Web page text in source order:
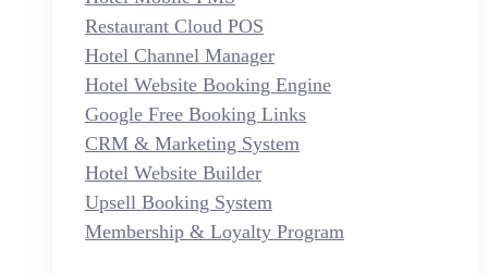
Restaurant Cloud POS
Hotel Channel Manager
Hotel Website Booking Engine
Google Free Booking Links
CRM & Marketing System
Hotel Website Builder
Upsell Booking System
Membership & Loyalty Program